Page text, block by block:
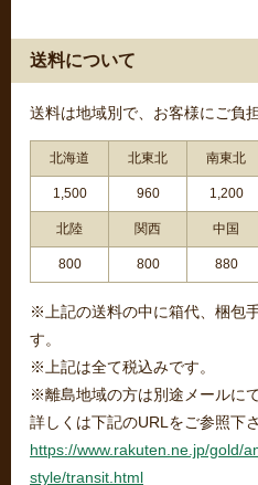
送料について
送料は地域別で、お客様にご負
北海道 北東北 南東北
1,500 960 1,200
北陸 関西 中国
800 800 880
※上記の送料の中に箱代、梱包
す。
※上記は全て税込みです。
※離島地域の方は別途メールに
詳しくは下記のURLをご参照下
https://www.rakuten.ne.jp/gold/
style/transit.html